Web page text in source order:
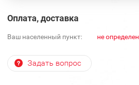
Оплата, доставка
Ваш населенный пункт: не определен
Задать вопрос